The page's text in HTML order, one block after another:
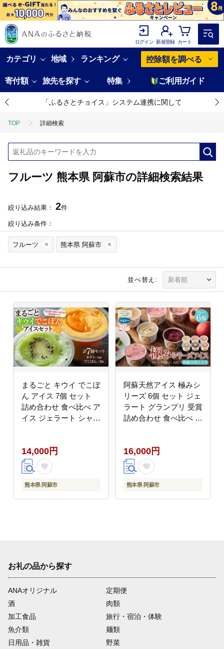
ログイン 新規登録 カート
カテゴリ 地域 ランキング 控除額を調べる
寄付額 旅先を探す 特集 ご利用ガイド
「ふるさとチョイス」システム連携に関して
TOP 詳細検索
フルーツ 熊本県 阿蘇市の詳細検索結果
絞り込み結果： 2件
絞り込み条件：
フルーツ 熊本県 阿蘇市
並べ替え:
まるごと キウイ でこぽ
ん アイス 7個 セット
詰め合わせ 食べ比べ ア
イス ジェラート シャー
冷たい 冷凍 さっぱり
美味しい 贅沢 果物 フ
ルーツ おやつ 夏 お中
元 お歳暮 熊本県 阿蘇
14,000円
熊本県 阿蘇市
阿蘇天然アイス 極みシ
リーズ 6個 セット ジェ
ラート グランプリ 受賞
詰め合わせ 食べ比べ バ
凍 さっぱり 美味しい
贅沢 果物 フルーツ お
やつ 夏 お中元 お歳暮
熊本県 阿蘇市
16,000円
熊本県 阿蘇市
お礼の品から探す
ANAオリジナル
定期便
酒
肉類
加工食品
旅行・宿泊・体験
魚介類
麺類
日用品・雑貨
野菜